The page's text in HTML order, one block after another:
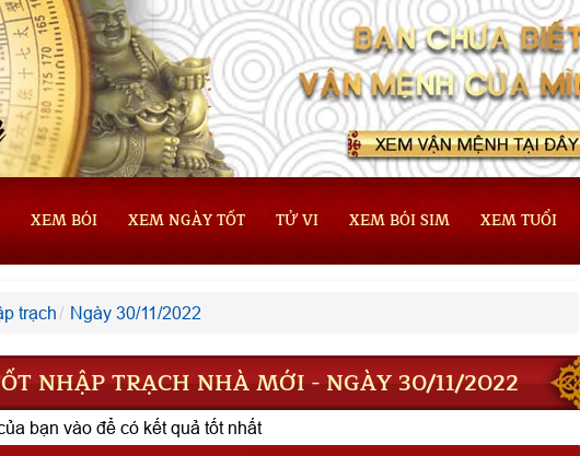
XEM BÓI XEM NGÀY TỐT TỬ VI XEM BÓI SIM XEM TUỔI
trạch Ngày 30/11/2022
NHẬP TRẠCH NHÀ MỚI - NGÀY 30/11/2022
bạn vào để có kết quả tốt nhất